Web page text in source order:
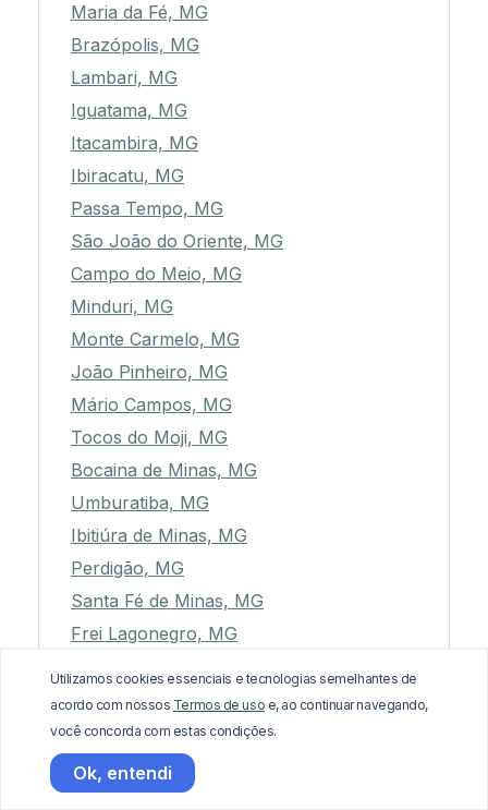
Maria da Fé, MG
Brazópolis, MG
Lambari, MG
Iguatama, MG
Itacambira, MG
Ibiracatu, MG
Passa Tempo, MG
São João do Oriente, MG
Campo do Meio, MG
Minduri, MG
Monte Carmelo, MG
João Pinheiro, MG
Mário Campos, MG
Tocos do Moji, MG
Bocaina de Minas, MG
Umburatiba, MG
Ibitiúra de Minas, MG
Perdigão, MG
Santa Fé de Minas, MG
Frei Lagonegro, MG
Virgínia, MG
Ouro Preto, MG
Goiabeira, MG
Ribeirão das Neves, MG
Utilizamos cookies essenciais e tecnologias semelhantes de
acordo com nossos Termos de uso e, ao continuar navegando,
você concorda com estas condições.
Ok, entendi